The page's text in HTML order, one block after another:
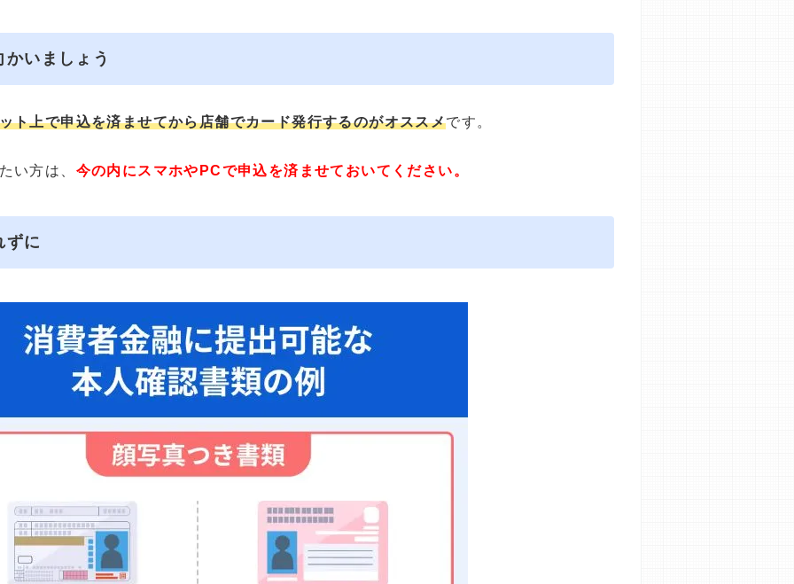
いましょう
ト上で申込を済ませてから店舗でカード発行するのがオススメです。
い方は、 今の内にスマホやPCで申込を済ませておいてください。
ずに